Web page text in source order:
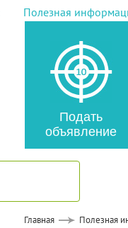
Полезная
Подать
объявление
Главная Полезная